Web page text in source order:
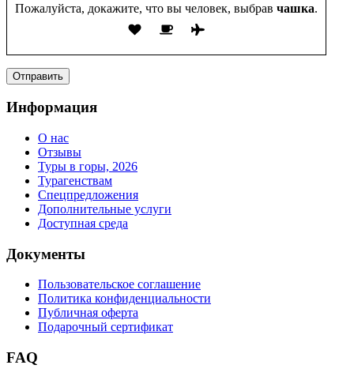
Пожалуйста, докажите, что вы человек, выбрав чашка.
Информация
О нас
Отзывы
Туры в горы, 2026
Турагенствам
Спецпредложения
Дополнительные услуги
Доступная среда
Документы
Пользовательское соглашение
Политика конфиденциальности
Публичная оферта
Подарочный сертификат
FAQ